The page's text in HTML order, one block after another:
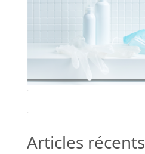
Articles récents